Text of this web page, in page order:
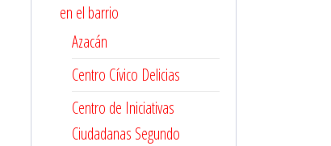
en el barrio
Azacán
Centro Cívico Delicias
Centro de Iniciativas
Ciudadanas Segundo